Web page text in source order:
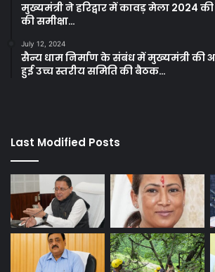
मुख्यमंत्री ने हरिद्वार में कावड़ मेला 2024
की समीक्षा…
July 12, 2024
सैन्य धाम निर्माण के संबंध में मुख्यमंत्री की
हुई उच्च स्तरीय समिति की बैठक…
Last Modified Posts